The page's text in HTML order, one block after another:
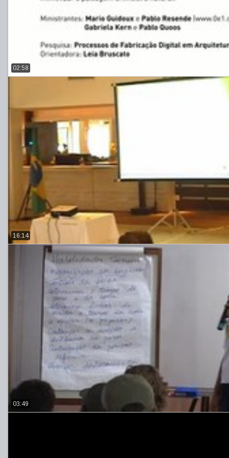
02:58
16:14
03:49